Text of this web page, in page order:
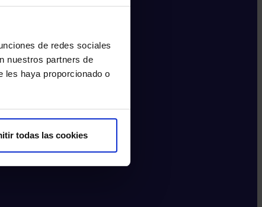
de redes sociales
nuestros partners de
les haya proporcionado o
todas las cookies